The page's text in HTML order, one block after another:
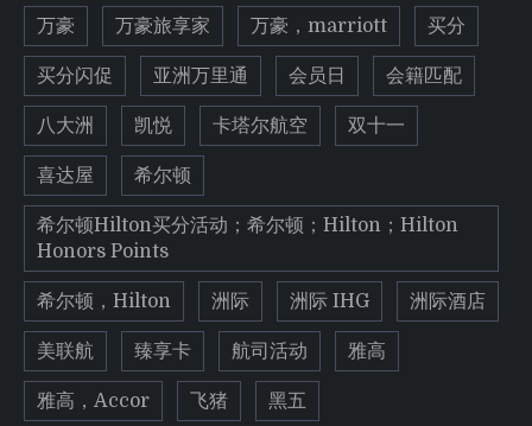
万豪 万豪旅享家 万豪，marriott 买分
买分闪促 亚洲万里通 会员日 会籍匹配
八大洲 凯悦 卡塔尔航空 双十一
喜达屋 希尔顿
希尔顿Hilton买分活动；希尔顿；Hilton；Hilton
Honors Points
希尔顿，Hilton 洲际 洲际 IHG 洲际酒店
美联航 臻享卡 航司活动 雅高
雅高，Accor 飞猪 黑五